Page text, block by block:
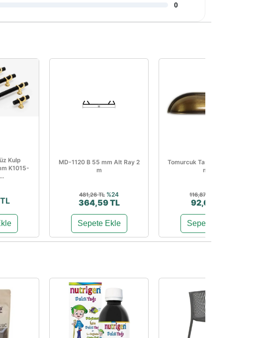
0
Kulp
K1015-
MD-1120 B 55 mm Alt Ray 2
m
481,26 TL %24
364,59 TL
Sepete Ekle
Tomurcuk Taş Kulp Antik 64
mm
116,87 TL
92,08 TL
Sepete Ekle